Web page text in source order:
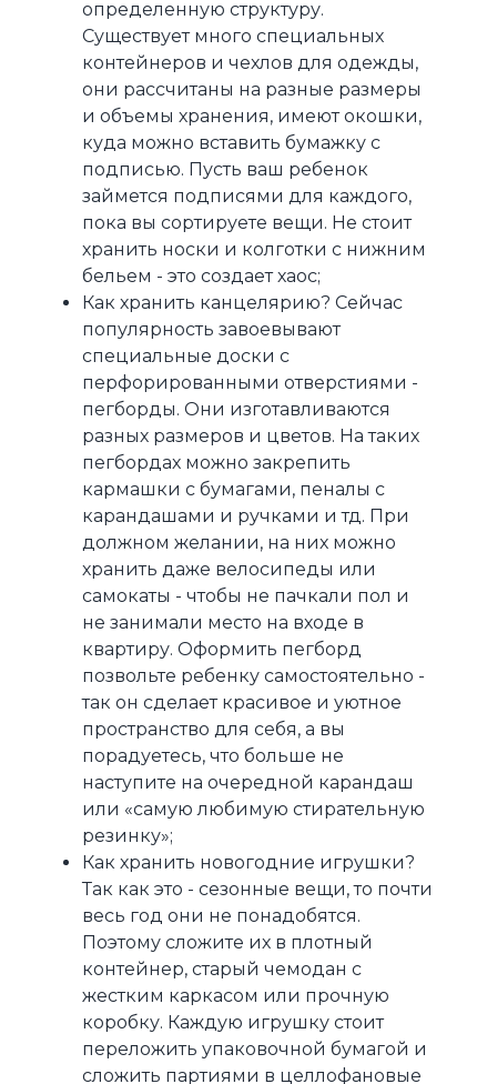
определенную структуру.
Существует много специальных
контейнеров и чехлов для одежды,
они рассчитаны на разные размеры
и объемы хранения, имеют окошки,
куда можно вставить бумажку с
подписью. Пусть ваш ребенок
займется подписями для каждого,
пока вы сортируете вещи. Не стоит
хранить носки и колготки с нижним
бельем - это создает хаос;
Как хранить канцелярию? Сейчас
популярность завоевывают
специальные доски с
перфорированными отверстиями -
пегборды. Они изготавливаются
разных размеров и цветов. На таких
пегбордах можно закрепить
кармашки с бумагами, пеналы с
карандашами и ручками и тд. При
должном желании, на них можно
хранить даже велосипеды или
самокаты - чтобы не пачкали пол и
не занимали место на входе в
квартиру. Оформить пегборд
позвольте ребенку самостоятельно -
так он сделает красивое и уютное
пространство для себя, а вы
порадуетесь, что больше не
наступите на очередной карандаш
или «самую любимую стирательную
резинку»;
Как хранить новогодние игрушки?
Так как это - сезонные вещи, то почти
весь год они не понадобятся.
Поэтому сложите их в плотный
контейнер, старый чемодан с
жестким каркасом или прочную
коробку. Каждую игрушку стоит
переложить упаковочной бумагой и
сложить партиями в целлофановые